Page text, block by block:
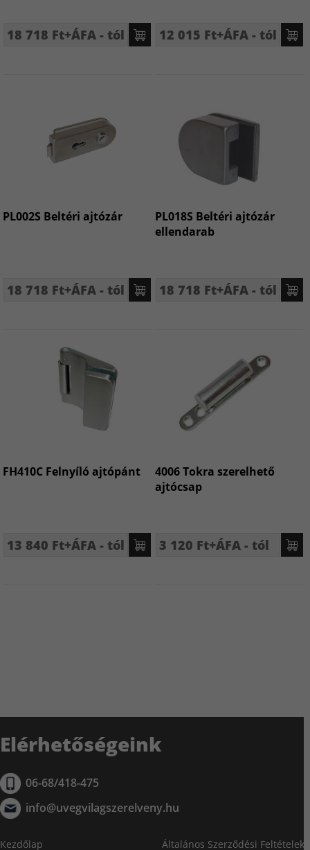
18 718 Ft+ÁFA - tól 12 015 Ft+ÁFA - tól
PL002S Beltéri ajtózár
18 718 Ft+ÁFA - tól
PL018S Beltéri ajtózár
ellendarab
18 718 Ft+ÁFA - tól
FH410C Felnyíló ajtópánt
13 840 Ft+ÁFA - tól
4006 Tokra szerelhető
ajtócsap
3 120 Ft+ÁFA - tól
Elérhetőségeink
06-68/418-475
info@uvegvilagszerelveny.hu
Kezdőlap Általános Szerződési Feltételek